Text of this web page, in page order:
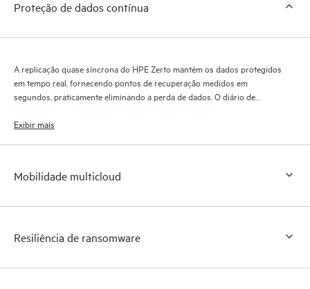
Proteção de dados contínua
A replicação quase síncrona do HPE Zerto mantém os dados protegidos
em tempo real, fornecendo pontos de recuperação medidos em
segundos, praticamente eliminando a perda de dados. O diário de
por até 30 dias, proporcionando recuperação granular e flexível.
Exibir mais
Mobilidade multicloud
Resiliência de ransomware